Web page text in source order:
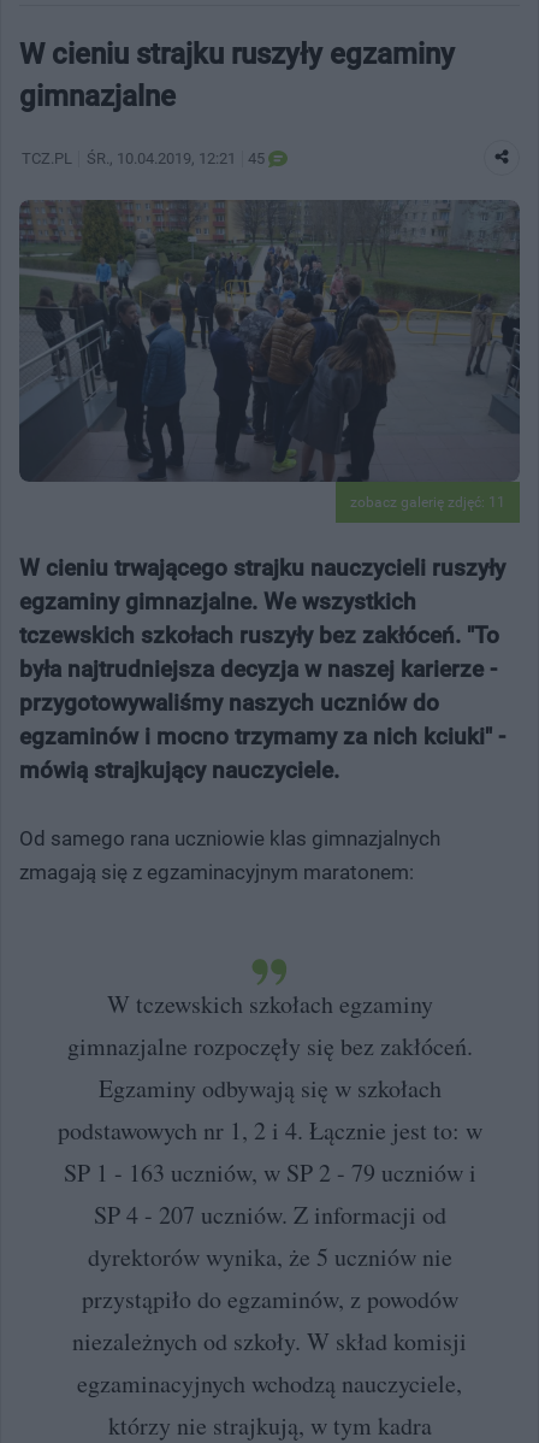
W cieniu strajku ruszyły egzaminy
gimnazjalne
TCZ.PL ŚR. , 10.04.2019, 12:21 45
zobacz galerię zdjęć: 11
W cieniu trwającego strajku nauczycieli ruszyły
egzaminy gimnazjalne. We wszystkich
tczewskich szkołach ruszyły bez zakłóceń. "To
była najtrudniejsza decyzja w naszej karierze -
przygotowywaliśmy naszych uczniów do
egzaminów i mocno trzymamy za nich kciuki" -
mówią strajkujący nauczyciele.
Od samego rana uczniowie klas gimnazjalnych
zmagają się z egzaminacyjnym maratonem:
W tczewskich szkołach egzaminy
gimnazjalne rozpoczęły się bez zakłóceń.
Egzaminy odbywają się w szkołach
podstawowych nr 1, 2 i 4. Łącznie jest to: w
SP 1 - 163 uczniów, w SP 2 - 79 uczniów i
SP 4 - 207 uczniów. Z informacji od
dyrektorów wynika, że 5 uczniów nie
przystąpiło do egzaminów, z powodów
niezależnych od szkoły. W skład komisji
egzaminacyjnych wchodzą nauczyciele,
którzy nie strajkują, w tym kadra